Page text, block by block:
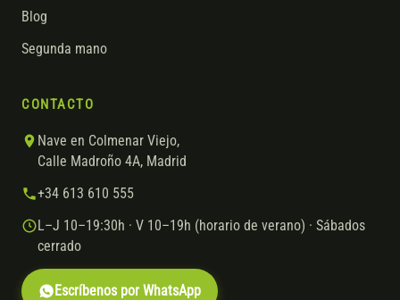
Blog
Segunda mano
CONTACTO
Nave en Colmenar Viejo,
Calle Madroño 4A, Madrid
+34 613 610 555
L–J 10–19:30h · V 10–19h (horario de verano) · Sábados
cerrado
Escríbenos por WhatsApp